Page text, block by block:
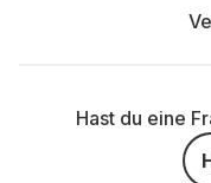
Hast du eine